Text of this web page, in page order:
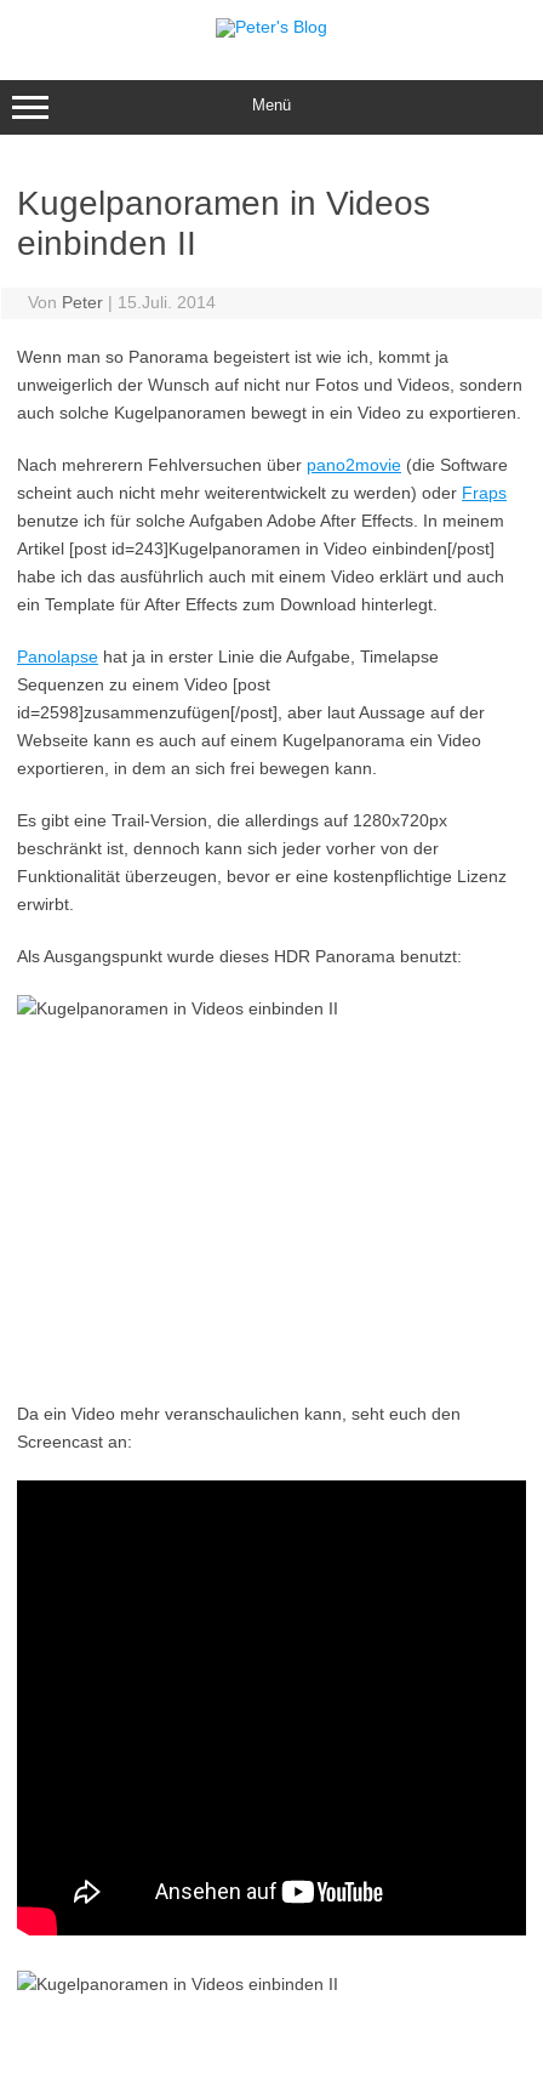
Menü
Kugelpanoramen in Videos
einbinden II
Von Peter | 15.Juli. 2014
Wenn man so Panorama begeistert ist wie ich, kommt ja
unweigerlich der Wunsch auf nicht nur Fotos und Videos, sondern
auch solche Kugelpanoramen bewegt in ein Video zu exportieren.
Nach mehrerern Fehlversuchen über pano2movie (die Software
scheint auch nicht mehr weiterentwickelt zu werden) oder Fraps
benutze ich für solche Aufgaben Adobe After Effects. In meinem
Artikel [post id=243]Kugelpanoramen in Video einbinden[/post]
habe ich das ausführlich auch mit einem Video erklärt und auch
ein Template für After Effects zum Download hinterlegt.
Panolapse hat ja in erster Linie die Aufgabe, Timelapse
Sequenzen zu einem Video [post
id=2598]zusammenzufügen[/post], aber laut Aussage auf der
Webseite kann es auch auf einem Kugelpanorama ein Video
exportieren, in dem an sich frei bewegen kann.
Es gibt eine Trail-Version, die allerdings auf 1280x720px
beschränkt ist, dennoch kann sich jeder vorher von der
Funktionalität überzeugen, bevor er eine kostenpflichtige Lizenz
erwirbt.
Als Ausgangspunkt wurde dieses HDR Panorama benutzt:
Da ein Video mehr veranschaulichen kann, seht euch den
Screencast an: